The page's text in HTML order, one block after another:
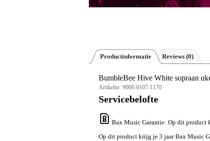
Productinformatie Reviews (0)
BumbleBee Hive White sopraan
Artikelnr: 9000-0107-1170
Servicebelofte
Bax Music Garantie: Op dit product
Op dit product krijg je 3 jaar Bax Music